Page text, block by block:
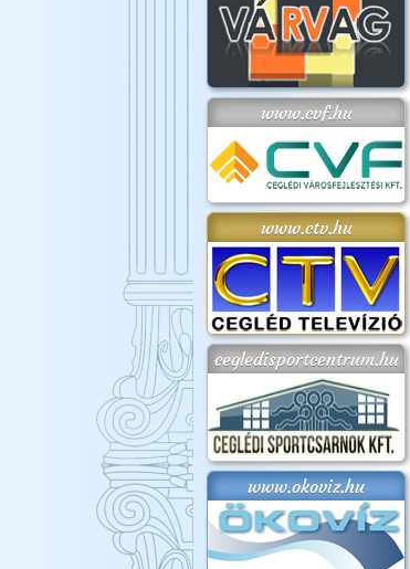
www.cvf.hu
www.ctv.hu
cegledisportcentrum.hu
www.okoviz.hu